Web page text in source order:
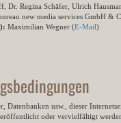
Dr. Regina Schäfer, Ulrich
new media services GmbH &
Maximilian Wegner (E-Mail)
Datenbanken usw., dieser
oder vervielfältigt